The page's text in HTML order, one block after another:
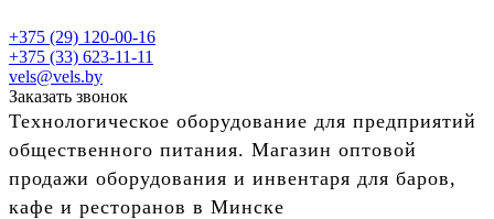
+375 (29) 120-00-16
+375 (33) 623-11-11
vels@vels.by
Заказать звонок
Технологическое оборудование для предприятий
общественного питания. Магазин оптовой
продажи оборудования и инвентаря для баров,
кафе и ресторанов в Минске